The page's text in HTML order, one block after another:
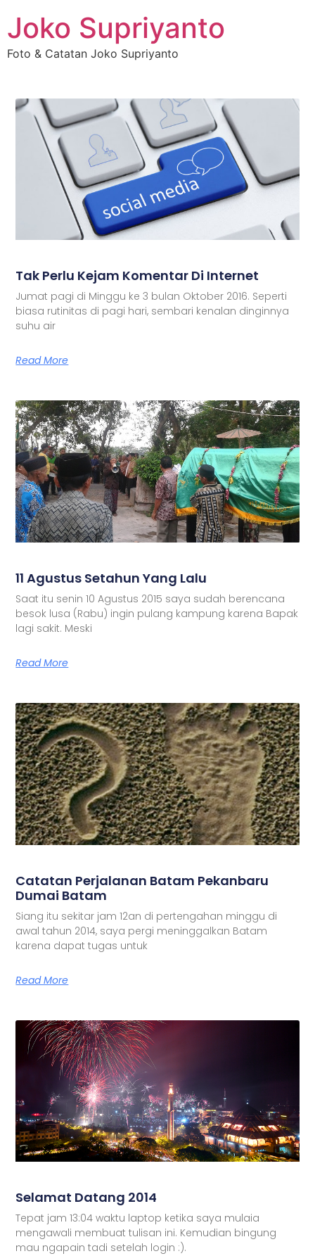
Joko Supriyanto
Foto & Catatan Joko Supriyanto
Tak Perlu Kejam Komentar Di Internet
Jumat pagi di Minggu ke 3 bulan Oktober 2016. Seperti
biasa rutinitas di pagi hari, sembari kenalan dinginnya
suhu air
Read More
11 Agustus Setahun Yang Lalu
Saat itu senin 10 Agustus 2015 saya sudah berencana
besok lusa (Rabu) ingin pulang kampung karena Bapak
lagi sakit. Meski
Read More
Catatan Perjalanan Batam Pekanbaru
Dumai Batam
Siang itu sekitar jam 12an di pertengahan minggu di
awal tahun 2014, saya pergi meninggalkan Batam
karena dapat tugas untuk
Read More
Selamat Datang 2014
Tepat jam 13:04 waktu laptop ketika saya mulaia
mengawali membuat tulisan ini. Kemudian bingung
mau ngapain tadi setelah login :).